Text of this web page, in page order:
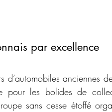
par excellence
anciennes
pour les bolides de
sans cesse étoffé